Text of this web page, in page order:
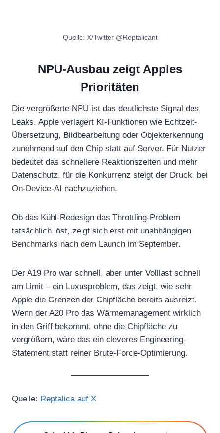
Quelle: X/Twitter @Reptalicant
NPU-Ausbau zeigt Apples
Prioritäten
Die vergrößerte NPU ist das deutlichste Signal des
Leaks. Apple verlagert KI-Funktionen wie Echtzeit-
Übersetzung, Bildbearbeitung oder Objekterkennung
zunehmend auf den Chip statt auf Server. Für Nutzer
bedeutet das schnellere Reaktionszeiten und mehr
Datenschutz, für die Konkurrenz steigt der Druck, bei
On-Device-AI nachzuziehen.
Ob das Kühl-Redesign das Throttling-Problem
tatsächlich löst, zeigt sich erst mit unabhängigen
Benchmarks nach dem Launch im September.
Der A19 Pro war schnell, aber unter Volllast schnell
am Limit – ein Luxusproblem, das zeigt, wie sehr
Apple die Grenzen der Chipfläche bereits ausreizt.
Wenn der A20 Pro das Wärmemanagement wirklich
in den Griff bekommt, ohne die Chipfläche zu
vergrößern, wäre das ein cleveres Engineering-
Statement statt reiner Brute-Force-Optimierung.
Quelle: Reptalica auf X